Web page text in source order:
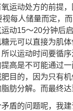
运动处方的前提
每人储量而定，
动15～20分钟后
元可以直接为肌
以运动时间要循
高是不可能通过
目的，因为只有
肪分解。而最终
的问题呢，我建